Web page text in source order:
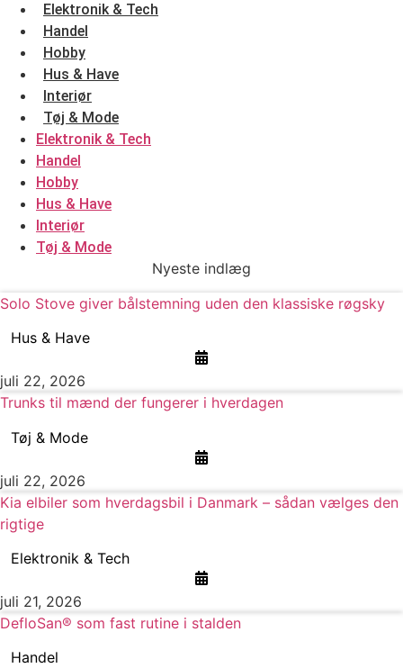
Elektronik & Tech
Handel
Hobby
Hus & Have
Interiør
Tøj & Mode
Elektronik & Tech
Handel
Hobby
Hus & Have
Interiør
Tøj & Mode
Nyeste indlæg
Solo Stove giver bålstemning uden den klassiske røgsky
Hus & Have
juli 22, 2026
Trunks til mænd der fungerer i hverdagen
Tøj & Mode
juli 22, 2026
Kia elbiler som hverdagsbil i Danmark – sådan vælges den
rigtige
Elektronik & Tech
juli 21, 2026
DefloSan® som fast rutine i stalden
Handel